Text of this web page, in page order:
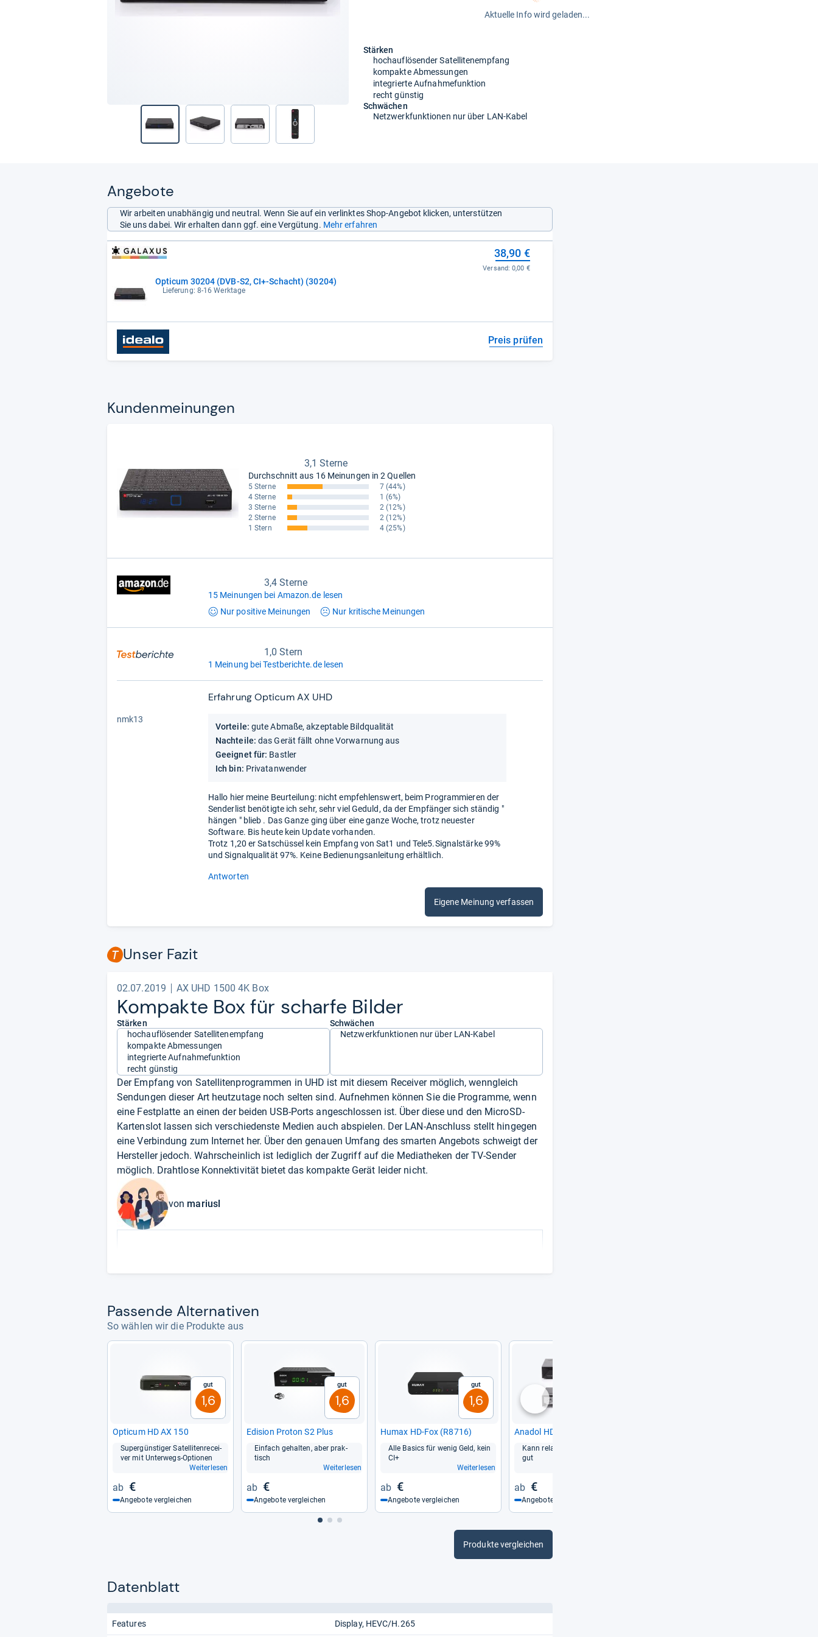
Aktuelle Info wird geladen...
Stärken
hochauflösender Satellitenempfang
kompakte Abmessungen
integrierte Aufnahmefunktion
recht günstig
Schwächen
Netzwerkfunktionen nur über LAN-Kabel
Angebote
Wir arbeiten unabhängig und neutral. Wenn Sie auf ein verlinktes Shop-Angebot klicken, unterstützen
Sie uns dabei. Wir erhalten dann ggf. eine Vergütung. Mehr erfahren
Opticum 30204 (DVB-S2, CI+-Schacht) (30204)
Lieferung: 8-16 Werktage
38,90 €
Versand:0,00 €
Preis prüfen
Kun­den­mei­nun­gen
3,1 Sterne
Durchschnitt aus 16 Meinungen in 2 Quellen
5 Sterne 7 (44%)
4 Sterne
1 (6%)
3 Sterne
2 (12%)
2 Sterne
2 (12%)
1 Stern
4 (25%)
3,4 Sterne
15 Meinungen bei Amazon.de lesen
Nur positive Meinungen Nur kritische Meinungen
1,0 Stern
1 Meinung bei Testberichte.de lesen
von
nmk13
Erfahrung Opticum AX UHD
Vorteile: gute Abmaße, akzeptable Bildqualität
Nachteile: das Gerät fällt ohne Vorwarnung aus
Geeignet für: Bastler
Ich bin: Privatanwender
Hallo hier meine Beurteilung: nicht empfehlenswert, beim Programmieren der
Senderlist benötigte ich sehr, sehr viel Geduld, da der Empfänger sich ständig "
hängen " blieb . Das Ganze ging über eine ganze Woche, trotz neuester
Software. Bis heute kein Update vorhanden.
Trotz 1,20 er Satschüssel kein Empfang von Sat1 und Tele5.Signalstärke 99%
und Signalqualität 97%. Keine Bedienungsanleitung erhältlich.
Antworten
Eigene Meinung verfassen
Unser Fazit
02.07.2019 AX UHD 1500 4K Box
Kom­pakte Box für scharfe Bil­der
Stärken
hochauflösender Satellitenempfang
kompakte Abmessungen
integrierte Aufnahmefunktion
recht günstig
Schwächen
Netzwerkfunktionen nur über LAN-Kabel
Der Empfang von Satellitenprogrammen in UHD ist mit diesem Receiver möglich, wenngleich
Sendungen dieser Art heutzutage noch selten sind. Aufnehmen können Sie die Programme, wenn
eine Festplatte an einen der beiden USB-Ports angeschlossen ist. Über diese und den MicroSD-
Kartenslot lassen sich verschiedenste Medien auch abspielen. Der LAN-Anschluss stellt hingegen
eine Verbindung zum Internet her. Über den genauen Umfang des smarten Angebots schweigt der
Hersteller jedoch. Wahrscheinlich ist lediglich der Zugriff auf die Mediatheken der TV-Sender
möglich. Drahtlose Konnektivität bietet das kompakte Gerät leider nicht.
von mariusl
Pas­sende Alter­na­ti­ven
So wählen wir die Produkte aus
Gut
1,6
Opti­cum HD AX 150
Super­güns­ti­ger Satel­li­ten­re­cei­
ver mit Unter­wegs-​Optio­nen
Weiterlesen
€
Angebote vergleichen
Gut
1,6
Edi­sion Pro­ton S2 Plus
Ein­fach gehal­ten, aber prak­
tisch
Weiterlesen
€
Angebote vergleichen
Gut
1,6
Humax HD-​Fox (R8716)
Alle Basics für wenig Geld, kein
CI+
Weiterlesen
€
Angebote vergleichen
Ana­dol HD222Pro
Kann rela­tiv wenig, das aber
gut
€
Angebote vergleichen
nächste
Produkte vergleichen
Datenblatt
Features Display HEVC/H.265